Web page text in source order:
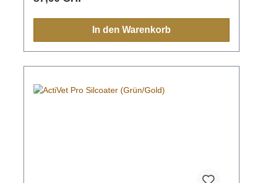
In den Warenkorb